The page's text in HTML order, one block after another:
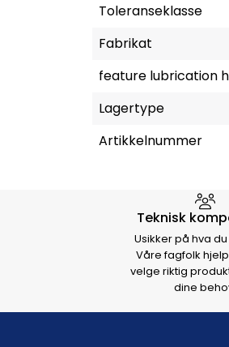
Toleranseklasse
Fabrikat
feature lubrication
Lagertype
Artikkelnummer
Hvorfor
Teknisk
Usikker på hva
Våre fagfolk
velge riktig
dine